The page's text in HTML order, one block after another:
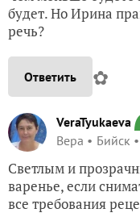
будет. Но Ирина
речь?
Ответить ✿
VeraTyukaeva
Вера Бийск
Светлым и
варенье, если
все требования